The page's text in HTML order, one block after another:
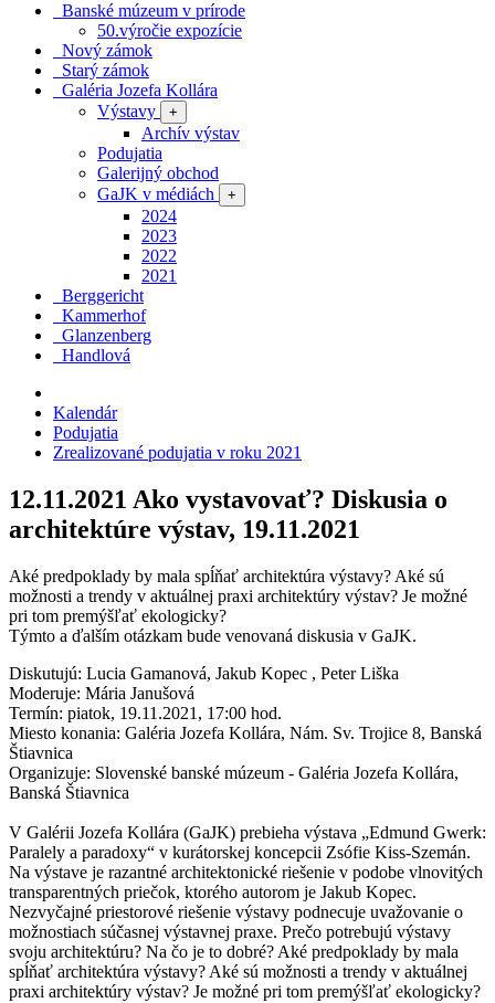
Banské múzeum v prírode
50.výročie expozície
Nový zámok
Starý zámok
Galéria Jozefa Kollára
Výstavy
+
Archív výstav
Podujatia
Galerijný obchod
GaJK v médiách
+
2024
2023
2022
2021
Berggericht
Kammerhof
Glanzenberg
Handlová
Kalendár
Podujatia
Zrealizované podujatia v roku 2021
12.11.2021 Ako vystavovať? Diskusia o
architektúre výstav, 19.11.2021
Aké predpoklady by mala spĺňať architektúra výstavy? Aké sú
možnosti a trendy v aktuálnej praxi architektúry výstav? Je možné
pri tom premýšľať ekologicky?
Týmto a ďalším otázkam bude venovaná diskusia v GaJK.
Diskutujú: Lucia Gamanová, Jakub Kopec , Peter Liška
Moderuje: Mária Janušová
Termín: piatok, 19.11.2021, 17:00 hod.
Miesto konania: Galéria Jozefa Kollára, Nám. Sv. Trojice 8, Banská
Štiavnica
Organizuje: Slovenské banské múzeum - Galéria Jozefa Kollára,
Banská Štiavnica
V Galérii Jozefa Kollára (GaJK) prebieha výstava „Edmund Gwerk:
Paralely a paradoxy“ v kurátorskej koncepcii Zsófie Kiss-Szemán.
Na výstave je razantné architektonické riešenie v podobe vlnovitých
transparentných priečok, ktorého autorom je Jakub Kopec.
Nezvyčajné priestorové riešenie výstavy podnecuje uvažovanie o
možnostiach súčasnej výstavnej praxe. Prečo potrebujú výstavy
svoju architektúru? Na čo je to dobré? Aké predpoklady by mala
spĺňať architektúra výstavy? Aké sú možnosti a trendy v aktuálnej
praxi architektúry výstav? Je možné pri tom premýšľať ekologicky?